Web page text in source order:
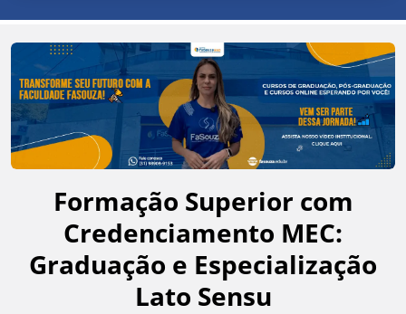
Formação Superior com
Credenciamento MEC:
Graduação e Especialização
Lato Sensu